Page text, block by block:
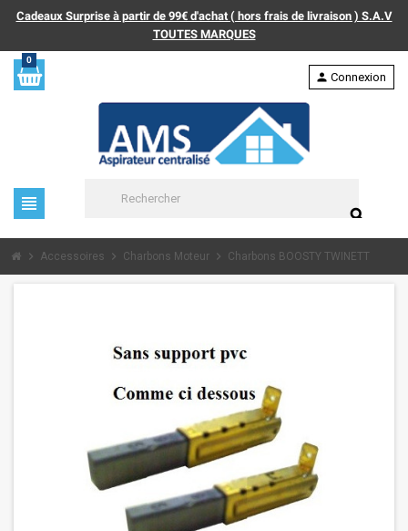
Cadeaux Surprise à partir de 99€ d'achat ( hors frais de livraison ) S.A.V
TOUTES MARQUES
0
view_headline
search
person Connexion
chevron_right Accessoires chevron_right Charbons Moteur chevron_right Charbons BOOSTY TWINETT